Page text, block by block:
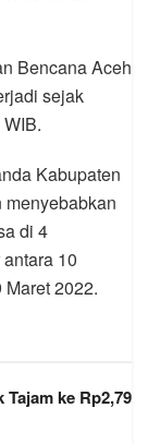
Bencana Aceh
sejak
Kabupaten
di 4
10
Maret 2022.
ke Rp2,79